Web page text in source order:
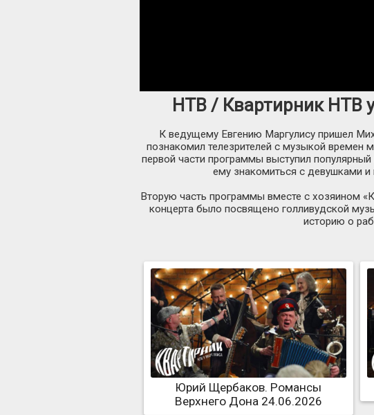
НТВ / Квартирник НТВ
К ведущему Евгению Маргулису пришел
познакомил телезрителей с музыкой
первой части программы выступил
ему знакомиться с девушками
Вторую часть программы вместе с хозяином
концерта было посвящено голливудской
историю о
Юрий Щербаков. Романсы
Верхнего Дона 24.06.2026